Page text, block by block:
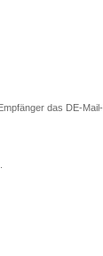
das DE-